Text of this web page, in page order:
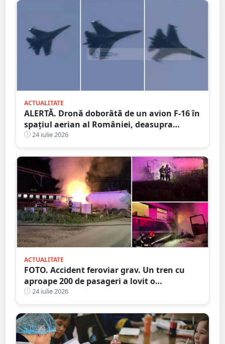
ACTUALITATE
ALERTĂ. Dronă doborâtă de un avion F-16 în
spațiul aerian al României, deasupra
județului Buzău
24 iulie 2026
ACTUALITATE
FOTO. Accident feroviar grav. Un tren cu
aproape 200 de pasageri a lovit o
autocisternă, care a luat foc
24 iulie 2026